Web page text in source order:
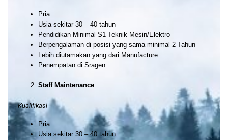
Pria
Usia sekitar 30 – 40 tahun
Pendidikan Minimal S1 Teknik Mesin/Elektro
Berpengalaman di posisi yang sama minimal 2 Tahun
Lebih diutamakan yang dari Manufacture
Penempatan di Sragen
Staff Maintenance
Kualifikasi
Pria
Usia sekitar 30 – 40 tahun